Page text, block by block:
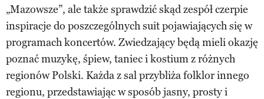
„Mazowsze”, ale także sprawdzić skąd zespół czerpie
inspiracje do poszczególnych suit pojawiających się w
programach koncertów. Zwiedzający będą mieli okazję
poznać muzykę, śpiew, taniec i kostium z różnych
regionów Polski. Każda z sal przybliża folklor innego
regionu, przedstawiając w sposób jasny, prosty i